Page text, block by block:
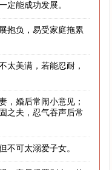
定能成功发展。
抱负，易受家庭拖累
太美满，若能忍耐，
，婚后常闹小意见；
之夫，忍气吞声后常
不可太溺爱子女。